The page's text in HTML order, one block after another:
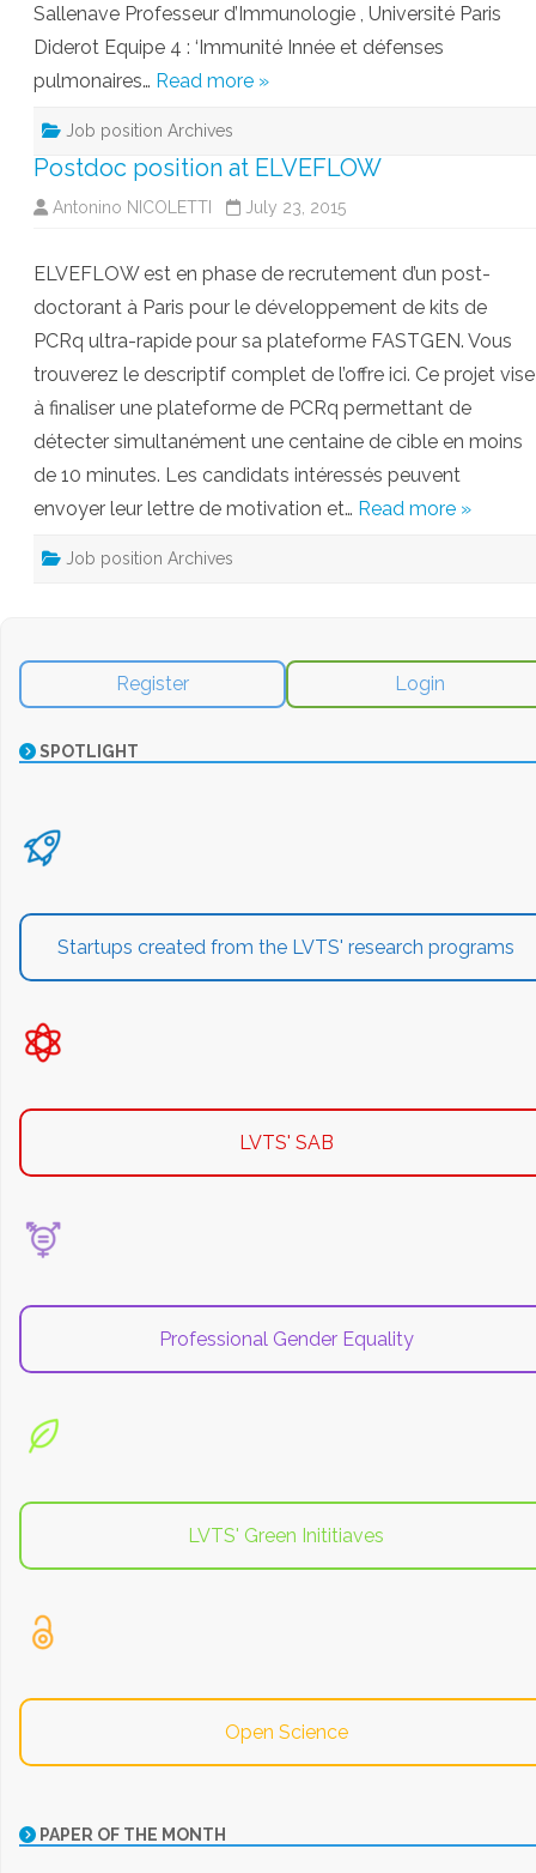
Sallenave Professeur d’Immunologie , Université Paris
Diderot Equipe 4 : ‘Immunité Innée et défenses
pulmonaires… Read more »
Job position Archives
Postdoc position at ELVEFLOW
Antonino NICOLETTI July 23, 2015
ELVEFLOW est en phase de recrutement d’un post-
doctorant à Paris pour le développement de kits de
PCRq ultra-rapide pour sa plateforme FASTGEN. Vous
trouverez le descriptif complet de l’offre ici. Ce projet vise
à finaliser une plateforme de PCRq permettant de
détecter simultanément une centaine de cible en moins
de 10 minutes. Les candidats intéressés peuvent
envoyer leur lettre de motivation et… Read more »
Job position Archives
Register Login
SPOTLIGHT
Startups created from the LVTS' research programs
LVTS' SAB
Professional Gender Equality
LVTS' Green Inititiaves
Open Science
PAPER OF THE MONTH